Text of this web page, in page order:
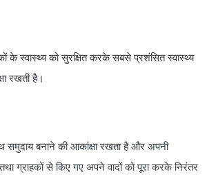
के स्वास्थ्य को सुरक्षित करके सबसे प्रशंसित स्वास्थ्य
रखती है।
समुदाय बनाने की आकांक्षा रखता है और अपनी
ग्राहकों से किए गए अपने वादों को पूरा करके निरंतर